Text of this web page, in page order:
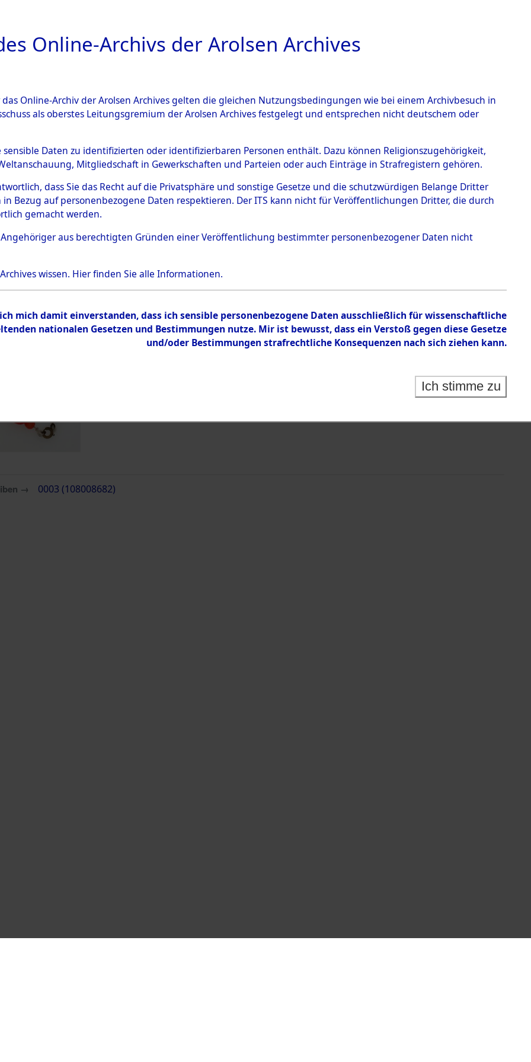
ARCHIVALE ÜBERSICHT BILD
0003 (108008682)
Person KOTLAR, DUSCA
Bestand
→ 0003 (108008682)
Online-Archivs der Arolsen Archives
Online-Archiv der Arolsen Archives gelten die gleichen Nutzungsbedingungen wie bei einem Archivbesuch in
als oberstes Leitungsgremium der Arolsen Archives festgelegt und entsprechen nicht deutschem oder
sensible Daten zu identifizierten oder identifizierbaren Personen enthält. Dazu können Religionszugehörigkeit,
Mitgliedschaft in Gewerkschaften und Parteien oder auch Einträge in Strafregistern gehören.
dass Sie das Recht auf die Privatsphäre und sonstige Gesetze und die schutzwürdigen Belange Dritter
Bezug auf personenbezogene Daten respektieren. Der ITS kann nicht für Veröffentlichungen Dritter, die durch
gemacht werden.
Angehöriger aus berechtigten Gründen einer Veröffentlichung bestimmter personenbezogener Daten nicht
wissen. Hierfinden Sie alle Informationen.
mich damit einverstanden, dass ich sensible personenbezogene Daten ausschließlich für wissenschaftliche
nationalen Gesetzen und Bestimmungen nutze. Mir ist bewusst, dass ein Verstoß gegen diese Gesetze
und/oder Bestimmungen strafrechtliche Konsequenzen nach sich ziehen kann.
Ich stimme zu